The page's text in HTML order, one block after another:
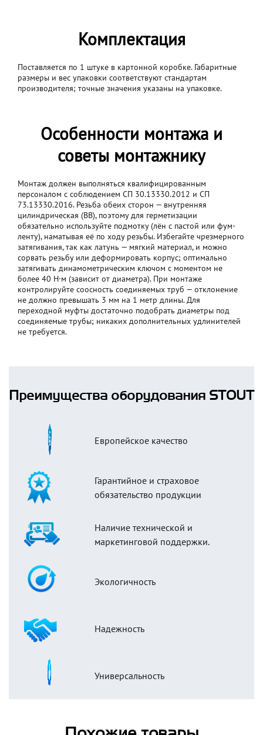
Комплектация
Поставляется по 1 штуке в картонной коробке. Габаритные
размеры и вес упаковки соответствуют стандартам
производителя; точные значения указаны на упаковке.
Особенности монтажа и
советы монтажнику
Монтаж должен выполняться квалифицированным
персоналом с соблюдением СП 30.13330.2012 и СП
73.13330.2016. Резьба обеих сторон — внутренняя
цилиндрическая (ВВ), поэтому для герметизации
обязательно используйте подмотку (лён с пастой или фум-
ленту), наматывая её по ходу резьбы. Избегайте чрезмерного
затягивания, так как латунь — мягкий материал, и можно
сорвать резьбу или деформировать корпус; оптимально
затягивать динамометрическим ключом с моментом не
более 40 Н·м (зависит от диаметра). При монтаже
контролируйте соосность соединяемых труб — отклонение
не должно превышать 3 мм на 1 метр длины. Для
переходной муфты достаточно подобрать диаметры под
соединяемые трубы; никаких дополнительных удлинителей
не требуется.
Преимущества оборудования STOUT
Европейское качество
Гарантийное и страховое
обязательство продукции
Наличие технической и
маркетинговой поддержки.
Экологичность
Надежность
Универсальность